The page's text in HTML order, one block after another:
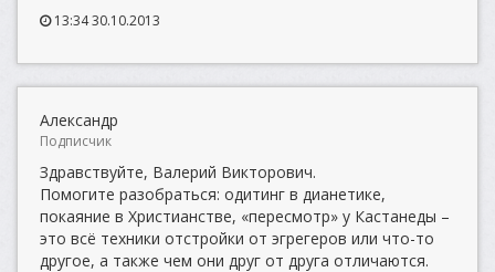
13:34 30.10.2013
Александр
Подписчик
Здравствуйте, Валерий Викторович.
Помогите разобраться: одитинг в дианетике,
покаяние в Христианстве, «пересмотр» у Кастанеды –
это всё техники отстройки от эгрегеров или что-то
другое, а также чем они друг от друга отличаются.